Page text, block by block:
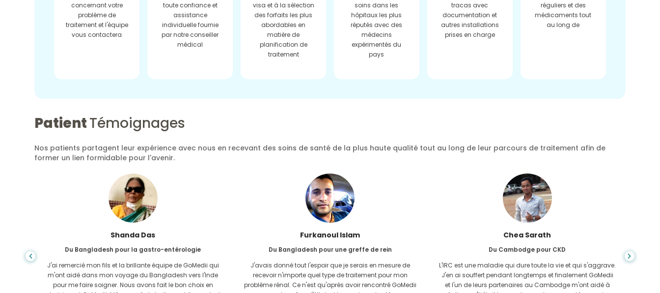
concernant votre
problème de
traitement et l'équipe
vous contactera
toute confiance et
assistance
individuelle fournie
par notre conseiller
médical
visa et à la sélection
des forfaits les plus
abordables en
matière de
planification de
traitement
soins dans les
hôpitaux les plus
réputés avec des
médecins
expérimentés du
pays
tracas avec
documentation et
autres installations
prises en charge
réguliers et des
médicaments tout
au long de
PatientTémoignages
Nos patients partagent leur expérience avec nous en recevant des soins de santé de la plus haute qualité tout au long de leur parcours de traitement afin de
former un lien formidable pour l'avenir.
Shanda Das
Du Bangladesh pour la gastro-entérologie
J'ai remercié mon fils et la brillante équipe de GoMedii qui
m'ont aidé dans mon voyage du Bangladesh vers l'Inde
pour me faire soigner. Nous avons fait le bon choix en
Furkanoul Islam
Du Bangladesh pour une greffe de rein
J'avais donné tout l'espoir que je serais en mesure de
recevoir n'importe quel type de traitement pour mon
problème rénal. Ce n'est qu'après avoir rencontré GoMedii
Chea Sarath
Du Cambodge pour CKD
L'IRC est une maladie qui dure toute la vie et qui s'aggrave.
J'en ai souffert pendant longtemps et finalement GoMedii
et l'un de leurs partenaires au Cambodge m'ont aidé à